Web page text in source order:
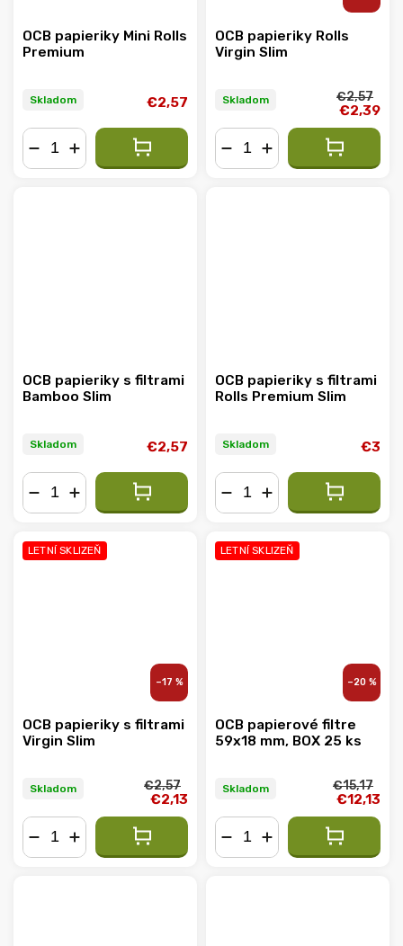
OCB papieriky Mini Rolls
Premium
Skladom €2,57
OCB papieriky Rolls
Virgin Slim
Skladom €2,57
€2,39
OCB papieriky s filtrami
Bamboo Slim
Skladom €2,57
OCB papieriky s filtrami
Rolls Premium Slim
Skladom €3
LETNÍ SKLIZEŇ
–17 %
OCB papieriky s filtrami
Virgin Slim
Skladom €2,57
€2,13
LETNÍ SKLIZEŇ
–20 %
OCB papierové filtre
59x18 mm, BOX 25 ks
Skladom €15,17
€12,13